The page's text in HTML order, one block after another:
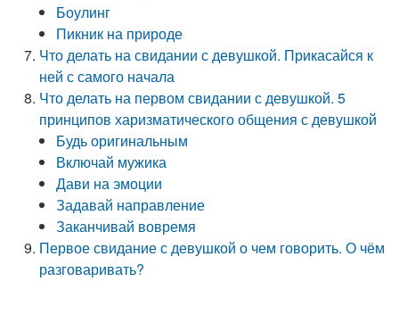
Боулинг
Пикник на природе
Что делать на свидании с девушкой. Прикасайся к
ней с самого начала
Что делать на первом свидании с девушкой. 5
принципов харизматического общения с девушкой
Будь оригинальным
Включай мужика
Дави на эмоции
Задавай направление
Заканчивай вовремя
Первое свидание с девушкой о чем говорить. О чём
разговаривать?